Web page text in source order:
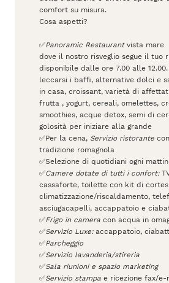
comfort su misura.
Cosa aspetti?
✅Panoramic Restaurant vista mare
dove il nostro risveglio segue il tuo
disponibile dalle ore 7.00 alle
leccarsi i baffi, alternative dolci e
in casa, croissant, varietà di
frutta , yogurt, cereali, omelettes,
smoothies, acque detox, semi di
golosità per iniziare alla grande
✅Per la cena, Servizio ristorante
tradizione romagnola
✅Selezione di quotidiani ogni
✅Camere dotate di tutti i confort:
cassaforte, toilette con kit di
climatizzazione/riscaldamento,
asciugacapelli, accappatoio e
✅Frigo in camera con acqua in
✅Servizio Luxe:accappatoio,
✅Parcheggio
✅Servizio lavanderia/stireria
✅Sala riunioni e spazio marketing
✅Servizio stampa e ricezione fax/e-